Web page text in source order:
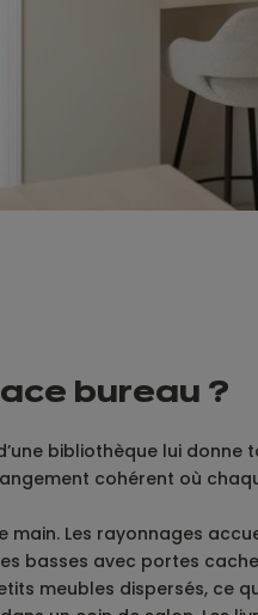
bureau ?
bibliothèque lui donne
cohérent où
Les rayonnages
basses avec portes
meubles dispersés, ce